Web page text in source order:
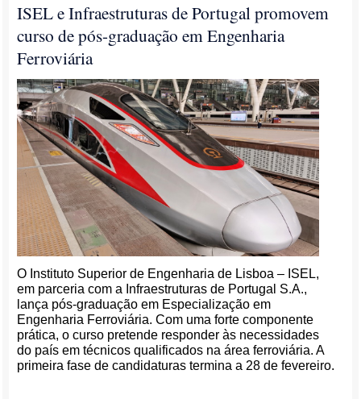
ISEL e Infraestruturas de Portugal promovem
curso de pós-graduação em Engenharia
Ferroviária
O Instituto Superior de Engenharia de Lisboa – ISEL,
em parceria com a Infraestruturas de Portugal S.A.,
lança pós-graduação em Especialização em
Engenharia Ferroviária. Com uma forte componente
prática, o curso pretende responder às necessidades
do país em técnicos qualificados na área ferroviária. A
primeira fase de candidaturas termina a 28 de fevereiro.